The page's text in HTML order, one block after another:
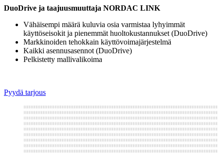
DuoDrive ja taajuusmuuttaja NORDAC LINK
Vähäisempi määrä kuluvia osia varmistaa lyhyimmät
käyttöseisokit ja pienemmät huoltokustannukset (DuoDrive)
Markkinoiden tehokkain käyttövoimajärjestelmä
Kaikki asennusasennot (DuoDrive)
Pelkistetty mallivalikoima
Pyydä tarjous